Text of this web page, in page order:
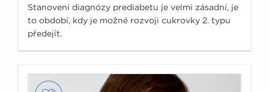
Stanovení diagnózy prediabetu je velmi zásadní, je
to období, kdy je možné rozvoji cukrovky 2. typu
předejít.